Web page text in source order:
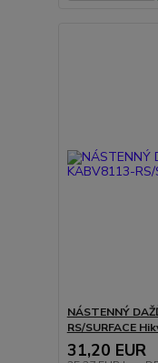
NÁSTENNÝ
RS/SURFACE
31,20 EUR